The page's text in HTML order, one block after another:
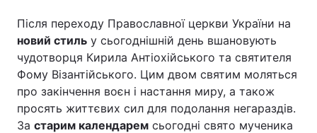
Після переходу Православної церкви України на
новий стиль у сьогоднішній день вшановують
чудотворця Кирила Антіохійського та святителя
Фому Візантійського. Цим двом святим моляться
про закінчення воєн і настання миру, а також
просять життєвих сил для подолання негараздів.
За старим календарем сьогодні свято мученика